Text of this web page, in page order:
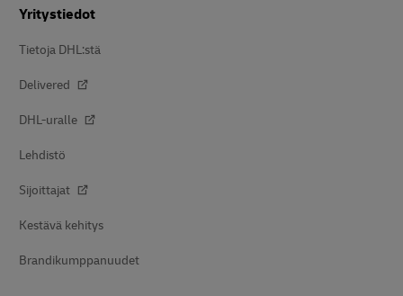
Yritystiedot
Tietoja DHL:stä
Delivered
DHL-uralle
Lehdistö
Sijoittajat
Kestävä kehitys
Brandikumppanuudet